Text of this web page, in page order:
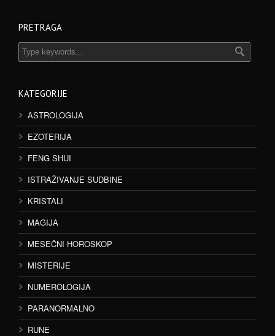
PRETRAGA
KATEGORIJE
ASTROLOGIJA
EZOTERIJA
FENG SHUI
ISTRAŽIVANJE SUDBINE
KRISTALI
MAGIJA
MESEČNI HOROSKOP
MISTERIJE
NUMEROLOGIJA
PARANORMALNO
RUNE